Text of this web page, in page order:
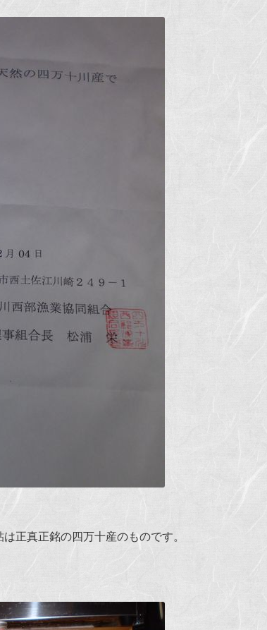
正真正銘の四万十産のものです。